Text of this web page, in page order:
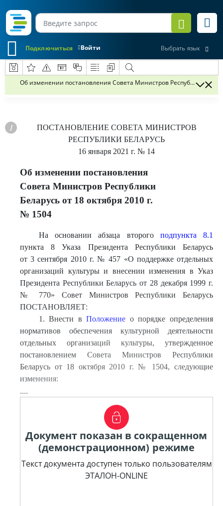
Войти
Подключиться Выбрать язык
Об изменении постановления Совета Министров Республики
ПОСТАНОВЛЕНИЕ СОВЕТА МИНИСТРОВ
РЕСПУБЛИКИ БЕЛАРУСЬ
16 января 2021 г. № 14
Об изменении постановления
Совета Министров Республики
Беларусь от 18 октября 2010 г.
№ 1504
На основании абзаца второго подпункта 8.1
пункта 8 Указа Президента Республики Беларусь
от 3 сентября 2010 г. № 457 «О поддержке отдельных
организаций культуры и внесении изменения в Указ
Президента Республики Беларусь от 28 декабря 1999 г.
№ 770» Совет Министров Республики Беларусь
ПОСТАНОВЛЯЕТ:
1. Внести вПоложение о порядке определения
нормативов обеспечения культурной деятельности
отдельных организаций культуры, утвержденное
постановлением Совета Министров Республики
Беларусь от 18 октября 2010 г. № 1504, следующие
изменения:
....
Документ показан в сокращенном
(демонстрационном) режиме
Текст документа доступен только пользователям
ЭТАЛОН-ONLINE